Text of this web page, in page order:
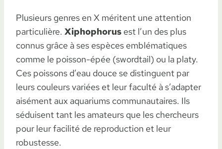
Plusieurs genres en X méritent une attention
particulière. Xiphophorus est l’un des plus
connus grâce à ses espèces emblématiques
comme le poisson-épée (swordtail) ou la platy.
Ces poissons d’eau douce se distinguent par
leurs couleurs variées et leur faculté à s’adapter
aisément aux aquariums communautaires. Ils
séduisent tant les amateurs que les chercheurs
pour leur facilité de reproduction et leur
robustesse.